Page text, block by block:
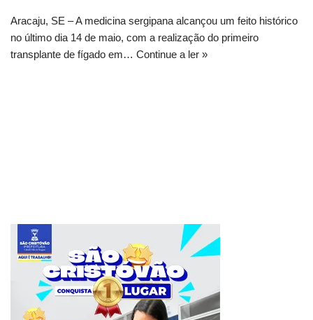
Aracaju, SE – A medicina sergipana alcançou um feito histórico
no último dia 14 de maio, com a realização do primeiro
transplante de fígado em… Continue a ler »